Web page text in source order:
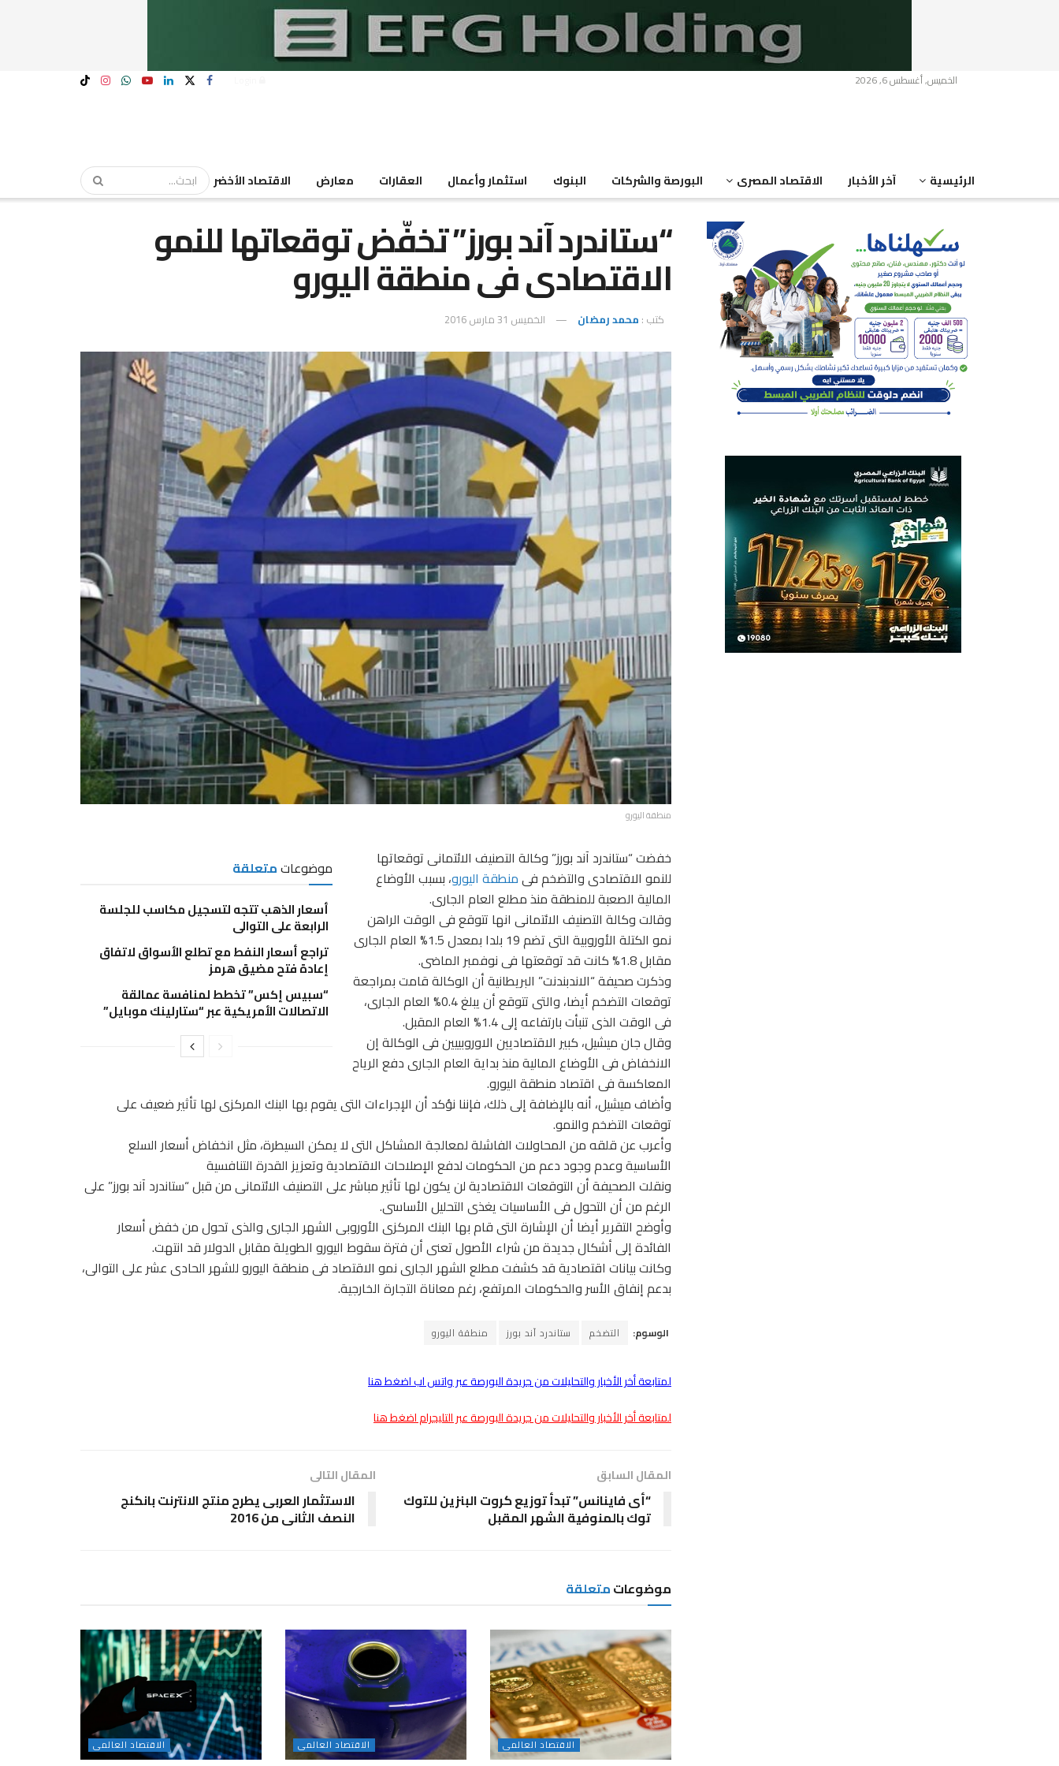
الخميس, أغسطس 6, 2026
الرئيسية آخر الأخبار الاقتصاد المصرى البورصة والشركات البنوك استثمار وأعمال العقارات معارض الاقتصاد الأخضر
“ستاندرد آند بورز” تخفّض توقعاتها للنمو
الاقتصادى فى منطقة اليورو
كتب : محمد رمضان الخميس 31 مارس 2016
منطقة اليورو
موضوعاتمتعلقة
أسعار الذهب تتجه لتسجيل مكاسب للجلسة
الرابعة على التوالي
تراجع أسعار النفط مع تطلع الأسواق لاتفاق
إعادة فتح مضيق هرمز
“سبيس إكس” تخطط لمنافسة عمالقة
الاتصالات الأمريكية عبر “ستارلينك موبايل”
خفضت “ستاندرد آند بورز” وكالة التصنيف الائتمانى توقعاتها
للنمو الاقتصادى والتضخم فىمنطقة اليورو، بسبب الأوضاع
المالية الصعبة للمنطقة منذ مطلع العام الجارى.
وقالت وكالة التصنيف الائتمانى انها تتوقع فى الوقت الراهن
نمو الكتلة الأوروبية التى تضم 19 بلدا بمعدل 1.5% العام الجارى
مقابل 1.8% كانت قد توقعتها فى نوفمبر الماضى.
وذكرت صحيفة “الاندبندنت” البريطانية أن الوكالة قامت بمراجعة
توقعات التضخم أيضا، والتى تتوقع أن يبلغ 0.4% العام الجارى،
فى الوقت الذى تنبأت بارتفاعه إلى 1.4% العام المقبل.
وقال جان ميشيل، كبير الاقتصاديين الاوروبييين فى الوكالة إن
الانخفاض فى الأوضاع المالية منذ بداية العام الجارى دفع الرياح
المعاكسة فى اقتصاد منطقة اليورو.
وأضاف ميشيل، أنه بالإضافة إلى ذلك، فإننا نؤكد أن الإجراءات التى يقوم بها البنك المركزى لها تأثير ضعيف على
توقعات التضخم والنمو.
وأعرب عن قلقه من المحاولات الفاشلة لمعالجة المشاكل التى لا يمكن السيطرة، مثل انخفاض أسعار السلع
الأساسية وعدم وجود دعم من الحكومات لدفع الإصلاحات الاقتصادية وتعزيز القدرة التنافسية
ونقلت الصحيفة أن التوقعات الاقتصادية لن يكون لها تأثير مباشر على التصنيف الائتمانى من قبل “ستاندرد آند بورز” على
الرغم من أن التحول فى الأساسيات يغذى التحليل الأساسى.
وأوضح التقرير أيضا أن الإشارة التى قام بها البنك المركزى الأوروبى الشهر الجارى والذى تحول من خفض أسعار
الفائدة إلى أشكال جديدة من شراء الأصول تعنى أن فترة سقوط اليورو الطويلة مقابل الدولار قد انتهت.
وكانت بيانات اقتصادية قد كشفت مطلع الشهر الجارى نمو الاقتصاد فى منطقة اليورو للشهر الحادى عشر على التوالى،
بدعم إنفاق الأسر والحكومات المرتفع، رغم معاناة التجارة الخارجية.
الوسوم: التضخم ستاندرد آند بورز منطقة اليورو
لمتابعة أخر الأخبار والتحليلات من جريدة البورصة عبر واتس اب اضغط هنا
لمتابعة أخر الأخبار والتحليلات من جريدة البورصة عبر التليجرام اضغط هنا
المقال السابق
“أى فاينانس” تبدأ توزيع كروت البنزين للتوك
توك بالمنوفية الشهر المقبل
المقال التالى
الاستثمار العربى يطرح منتج الانترنت بانكنج
النصف الثانى من 2016
موضوعاتمتعلقة
الاقتصاد العالمى الاقتصاد العالمى الاقتصاد العالمى